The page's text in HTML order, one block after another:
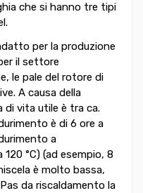
che si hanno tre tipi
per la produzione
il settore
le pale del rotore di
A causa della
di vita utile è tra ca.
è di 6 ore a
a
°C) (ad esempio, 8
è molto bassa,
da riscaldamento la